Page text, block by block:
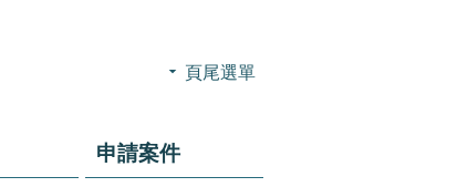
頁尾選單
申請案件